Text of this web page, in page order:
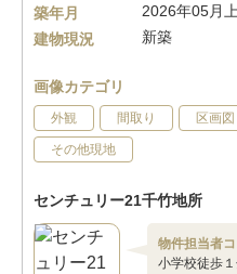
築年月
2026年05月
建物現況
新築
画像カテゴリ
外観 間取り 区画図
その他現地
センチュリー21千竹地所
物件担当者
小学校徒歩